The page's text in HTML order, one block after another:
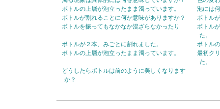
ボトルの上層が泡立ったまま濁っています。
泡には
ボトルが割れることに何か意味がありますか？
ボトル
ボトルを振ってもなかなか混ざらなかったり
ボトル
た。
ボトルが２本、みごとに割れました。
ボトル
ボトルの上層が泡立ったまま濁っています。
最初ク
た。
どうしたらボトルは前のように美しくなります
か？